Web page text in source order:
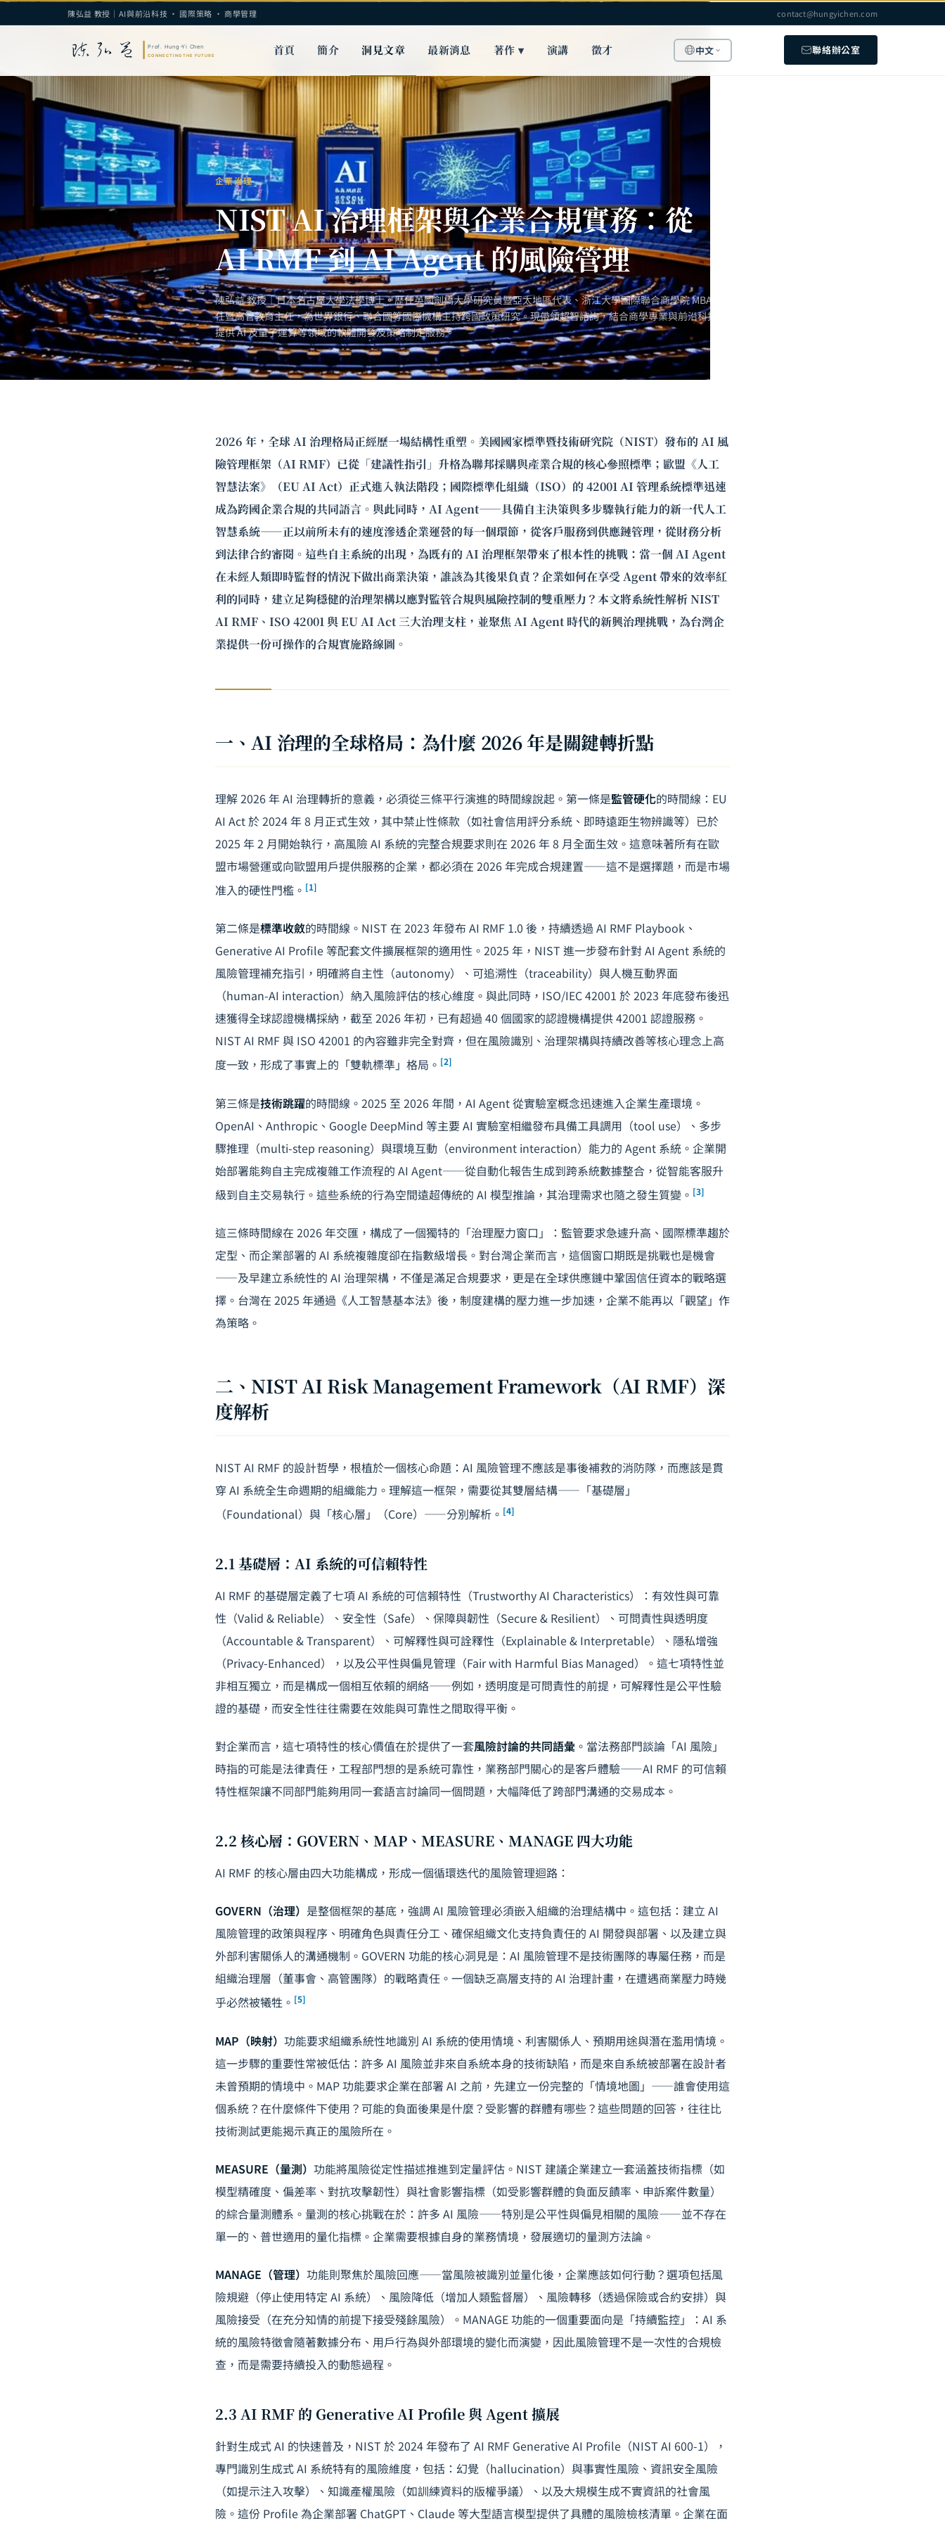
陳弘益 教授｜AI與前沿科技 · 國際策略 · 商學管理 contact@hungyichen.com
首頁 簡介 洞見文章 最新消息 著作 ▾ 演講 徵才 中文 聯絡辦公室
企業治理
NIST AI 治理框架與企業合規實務：從
AI RMF 到 AI Agent 的風險管理
陳弘益 教授｜日本名古屋大學法學博士。歷任英國劍橋大學研究員暨亞太地區代表、浙江大學國際聯合商學院 MBA 主
任暨高管教育主任，為世界銀行、聯合國等國際機構主持跨國政策研究。現帶領超智諮詢，結合商學專業與前沿科技，
提供 AI 及量子運算等領域的軟體開發及策略制定服務。
2026 年，全球 AI 治理格局正經歷一場結構性重塑。美國國家標準暨技術研究院（NIST）發布的 AI 風
險管理框架（AI RMF）已從「建議性指引」升格為聯邦採購與產業合規的核心參照標準；歐盟《人工
智慧法案》（EU AI Act）正式進入執法階段；國際標準化組織（ISO）的 42001 AI 管理系統標準迅速
成為跨國企業合規的共同語言。與此同時，AI Agent——具備自主決策與多步驟執行能力的新一代人工
智慧系統——正以前所未有的速度滲透企業運營的每一個環節，從客戶服務到供應鏈管理，從財務分析
到法律合約審閱。這些自主系統的出現，為既有的 AI 治理框架帶來了根本性的挑戰：當一個 AI Agent
在未經人類即時監督的情況下做出商業決策，誰該為其後果負責？企業如何在享受 Agent 帶來的效率紅
利的同時，建立足夠穩健的治理架構以應對監管合規與風險控制的雙重壓力？本文將系統性解析 NIST
AI RMF、ISO 42001 與 EU AI Act 三大治理支柱，並聚焦 AI Agent 時代的新興治理挑戰，為台灣企
業提供一份可操作的合規實施路線圖。
一、AI 治理的全球格局：為什麼 2026 年是關鍵轉折點
理解 2026 年 AI 治理轉折的意義，必須從三條平行演進的時間線說起。第一條是監管硬化的時間線：EU
AI Act 於 2024 年 8 月正式生效，其中禁止性條款（如社會信用評分系統、即時遠距生物辨識等）已於
2025 年 2 月開始執行，高風險 AI 系統的完整合規要求則在 2026 年 8 月全面生效。這意味著所有在歐
盟市場營運或向歐盟用戶提供服務的企業，都必須在 2026 年完成合規建置——這不是選擇題，而是市場
准入的硬性門檻。 [1]
第二條是標準收斂的時間線。NIST 在 2023 年發布 AI RMF 1.0 後，持續透過 AI RMF Playbook、
Generative AI Profile 等配套文件擴展框架的適用性。2025 年，NIST 進一步發布針對 AI Agent 系統的
風險管理補充指引，明確將自主性（autonomy）、可追溯性（traceability）與人機互動界面
（human-AI interaction）納入風險評估的核心維度。與此同時，ISO/IEC 42001 於 2023 年底發布後迅
速獲得全球認證機構採納，截至 2026 年初，已有超過 40 個國家的認證機構提供 42001 認證服務。
NIST AI RMF 與 ISO 42001 的內容雖非完全對齊，但在風險識別、治理架構與持續改善等核心理念上高
度一致，形成了事實上的「雙軌標準」格局。 [2]
第三條是技術跳躍的時間線。2025 至 2026 年間，AI Agent 從實驗室概念迅速進入企業生產環境。
OpenAI、Anthropic、Google DeepMind 等主要 AI 實驗室相繼發布具備工具調用（tool use）、多步
驟推理（multi-step reasoning）與環境互動（environment interaction）能力的 Agent 系統。企業開
始部署能夠自主完成複雜工作流程的 AI Agent——從自動化報告生成到跨系統數據整合，從智能客服升
級到自主交易執行。這些系統的行為空間遠超傳統的 AI 模型推論，其治理需求也隨之發生質變。 [3]
這三條時間線在 2026 年交匯，構成了一個獨特的「治理壓力窗口」：監管要求急遽升高、國際標準趨於
定型、而企業部署的 AI 系統複雜度卻在指數級增長。對台灣企業而言，這個窗口期既是挑戰也是機會
——及早建立系統性的 AI 治理架構，不僅是滿足合規要求，更是在全球供應鏈中鞏固信任資本的戰略選
擇。台灣在 2025 年通過《人工智慧基本法》後，制度建構的壓力進一步加速，企業不能再以「觀望」作
為策略。
二、NIST AI Risk Management Framework（AI RMF）深
度解析
NIST AI RMF 的設計哲學，根植於一個核心命題：AI 風險管理不應該是事後補救的消防隊，而應該是貫
穿 AI 系統全生命週期的組織能力。理解這一框架，需要從其雙層結構——「基礎層」
（Foundational）與「核心層」（Core）——分別解析。 [4]
2.1 基礎層：AI 系統的可信賴特性
AI RMF 的基礎層定義了七項 AI 系統的可信賴特性（Trustworthy AI Characteristics）：有效性與可靠
性（Valid & Reliable）、安全性（Safe）、保障與韌性（Secure & Resilient）、可問責性與透明度
（Accountable & Transparent）、可解釋性與可詮釋性（Explainable & Interpretable）、隱私增強
（Privacy-Enhanced），以及公平性與偏見管理（Fair with Harmful Bias Managed）。這七項特性並
非相互獨立，而是構成一個相互依賴的網絡——例如，透明度是可問責性的前提，可解釋性是公平性驗
證的基礎，而安全性往往需要在效能與可靠性之間取得平衡。
對企業而言，這七項特性的核心價值在於提供了一套風險討論的共同語彙 。當法務部門談論「AI 風險」
時指的可能是法律責任，工程部門想的是系統可靠性，業務部門關心的是客戶體驗——AI RMF 的可信賴
特性框架讓不同部門能夠用同一套語言討論同一個問題，大幅降低了跨部門溝通的交易成本。
2.2 核心層：GOVERN、MAP、MEASURE、MANAGE 四大功能
AI RMF 的核心層由四大功能構成，形成一個循環迭代的風險管理迴路：
GOVERN（治理） 是整個框架的基底，強調 AI 風險管理必須嵌入組織的治理結構中。這包括：建立 AI
風險管理的政策與程序、明確角色與責任分工、確保組織文化支持負責任的 AI 開發與部署、以及建立與
外部利害關係人的溝通機制。GOVERN 功能的核心洞見是：AI 風險管理不是技術團隊的專屬任務，而是
組織治理層（董事會、高管團隊）的戰略責任。一個缺乏高層支持的 AI 治理計畫，在遭遇商業壓力時幾
乎必然被犧牲。 [5]
MAP（映射） 功能要求組織系統性地識別 AI 系統的使用情境、利害關係人、預期用途與潛在濫用情境。
這一步驟的重要性常被低估：許多 AI 風險並非來自系統本身的技術缺陷，而是來自系統被部署在設計者
未曾預期的情境中。MAP 功能要求企業在部署 AI 之前，先建立一份完整的「情境地圖」——誰會使用這
個系統？在什麼條件下使用？可能的負面後果是什麼？受影響的群體有哪些？這些問題的回答，往往比
技術測試更能揭示真正的風險所在。
MEASURE（量測） 功能將風險從定性描述推進到定量評估。NIST 建議企業建立一套涵蓋技術指標（如
模型精確度、偏差率、對抗攻擊韌性）與社會影響指標（如受影響群體的負面反饋率、申訴案件數量）
的綜合量測體系。量測的核心挑戰在於：許多 AI 風險——特別是公平性與偏見相關的風險——並不存在
單一的、普世適用的量化指標。企業需要根據自身的業務情境，發展適切的量測方法論。
MANAGE（管理） 功能則聚焦於風險回應——當風險被識別並量化後，企業應該如何行動？選項包括風
險規避（停止使用特定 AI 系統）、風險降低（增加人類監督層）、風險轉移（透過保險或合約安排）與
風險接受（在充分知情的前提下接受殘餘風險）。MANAGE 功能的一個重要面向是「持續監控」：AI 系
統的風險特徵會隨著數據分布、用戶行為與外部環境的變化而演變，因此風險管理不是一次性的合規檢
查，而是需要持續投入的動態過程。
2.3 AI RMF 的 Generative AI Profile 與 Agent 擴展
針對生成式 AI 的快速普及，NIST 於 2024 年發布了 AI RMF Generative AI Profile （NIST AI 600-1），
專門識別生成式 AI 系統特有的風險維度，包括：幻覺（hallucination）與事實性風險、資訊安全風險
（如提示注入攻擊）、知識產權風險（如訓練資料的版權爭議）、以及大規模生成不實資訊的社會風
險。這份 Profile 為企業部署 ChatGPT、Claude 等大型語言模型提供了具體的風險檢核清單。企業在面